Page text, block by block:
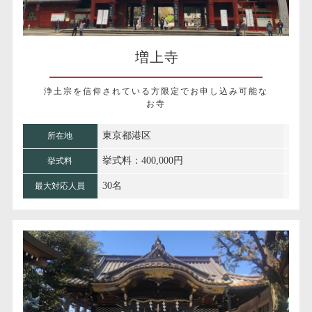
増上寺
浄土宗を信仰されている方限定でお申し込み可能な
お寺
所在地 東京都港区
挙式料 挙式料：400,000円
最大対応人員 30名